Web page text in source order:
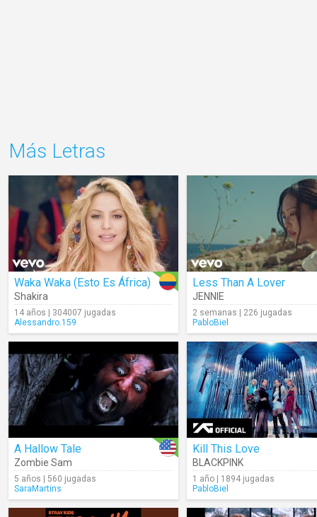
Más Letras
Waka Waka (Esto Es África)
Shakira
14 años | 304007 jugadas
Alessandro.159
Less Than A Lover
JENNIE
2 semanas | 226 jugadas
PabloBiel
A Hallow Tale
Zombie Sam
5 años | 560 jugadas
SaraMartins
Kill This Love
BLACKPINK
1 año | 1894 jugadas
PabloBiel